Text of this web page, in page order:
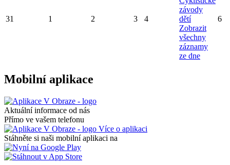
31 1 2 3 4
závody
dětí
Zobrazit
všechny
záznamy
ze dne
6
Mobilní aplikace
Aktuální informace od nás
Přímo ve vašem telefonu
Více o aplikaci
Stáhněte si naši mobilní aplikaci na